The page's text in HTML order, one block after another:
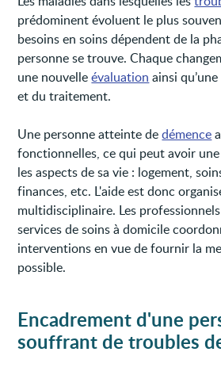
prédominent évoluent le plus
besoins en soins dépendent de la
personne se trouve. Chaque
une nouvelleévaluation ainsi
et du traitement.
Une personne atteinte dedémence
fonctionnelles, ce qui peut avoir
les aspects de sa vie : logement,
finances, etc. L'aide est donc
multidisciplinaire. Les
services de soins à domicile
interventions en vue de fournir la
possible.
Encadrement d'une
souffrant de troubles